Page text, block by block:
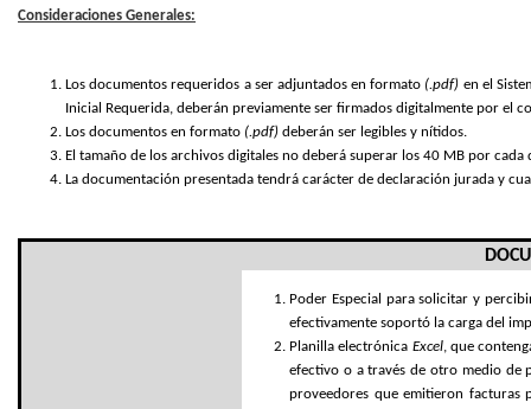
Consideraciones Generales:
Los documentos requeridos a ser adjuntados en formato (.pdf) en el
Inicial Requerida, deberán previamente ser firmados digitalmente por el
Los documentos en formato (.pdf) deberán ser legibles y nítidos.
El tamaño de los archivos digitales no deberá superar los 40 MB por cada
La documentación presentada tendrá carácter de declaración jurada y
Poder Especial para solicitar y
efectivamente soportó la carga del
Planilla electrónica Excel, que
efectivo o a través de otro medio de
proveedores que emitieron facturas